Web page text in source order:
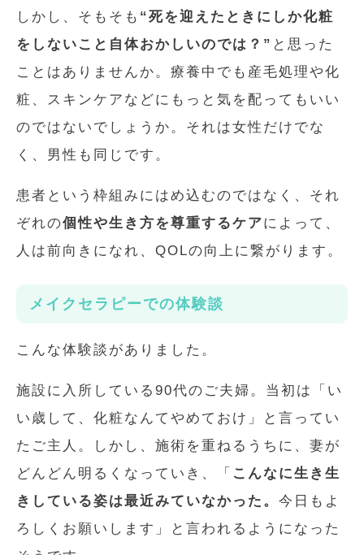
しかし、そもそも “死を迎えたときにしか化粧
をしないこと自体おかしいのでは？” と思った
ことはありませんか。療養中でも産毛処理や化
粧、スキンケアなどにもっと気を配ってもいい
のではないでしょうか。それは女性だけでな
く、男性も同じです。
患者という枠組みにはめ込むのではなく、それ
ぞれの個性や生き方を尊重するケアによって、
人は前向きになれ、QOLの向上に繋がります。
メイクセラピーでの体験談
こんな体験談がありました。
施設に入所している90代のご夫婦。当初は「い
い歳して、化粧なんてやめておけ」と言ってい
たご主人。しかし、施術を重ねるうちに、妻が
どんどん明るくなっていき、「 こんなに生き生
きしている姿は最近みていなかった。 今日もよ
ろしくお願いします」と言われるようになった